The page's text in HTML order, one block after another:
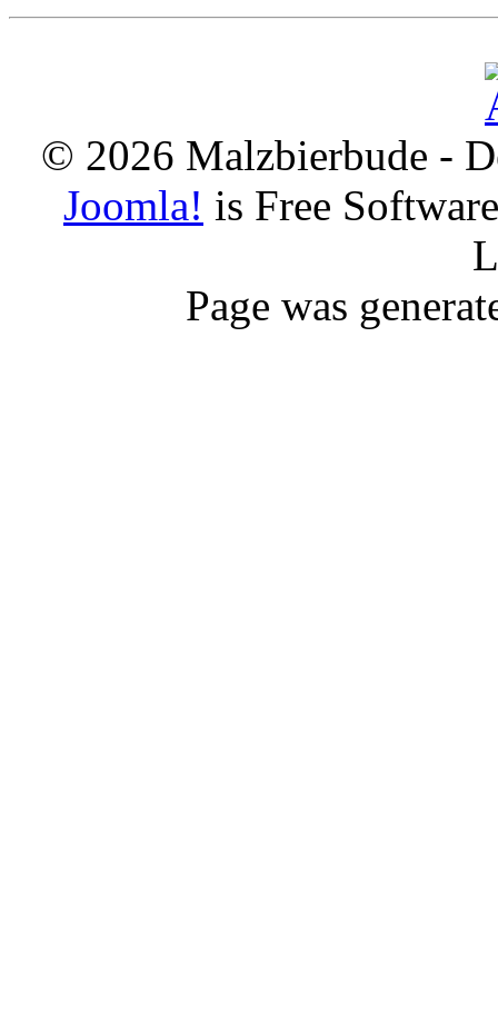
© 2026 Malzbierbude -
Joomla! is Free
Page was